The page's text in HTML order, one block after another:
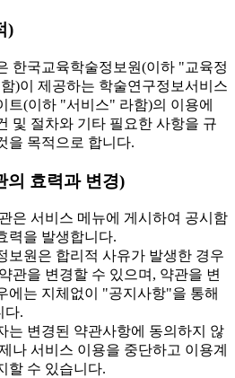
)
한국교육학술정보원(이하 "교육정
)이 제공하는 학술연구정보서비스
트(이하 "서비스" 라함)의 이용에
및 절차와 기타 필요한 사항을 규
을 목적으로 합니다.
의 효력과 변경)
은 서비스 메뉴에 게시하여 공시함
력을 발생합니다.
보원은 합리적 사유가 발생한 경우
관을 변경할 수 있으며, 약관을 변
에는 지체없이 "공지사항"을 통해
다.
는 변경된 약관사항에 동의하지 않
나 서비스 이용을 중단하고 이용계
할 수 있습니다.